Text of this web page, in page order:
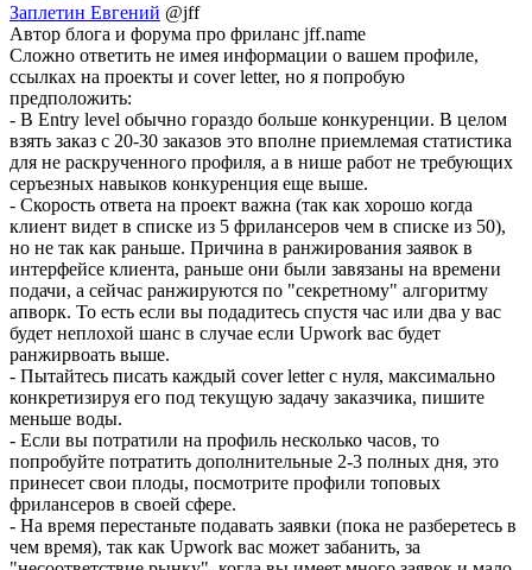
Заплетин Евгений @jff
Автор блога и форума про фриланс jff.name
Сложно ответить не имея информации о вашем профиле,
ссылках на проекты и cover letter, но я попробую
предположить:
- В Entry level обычно гораздо больше конкуренции. В целом
взять заказ с 20-30 заказов это вполне приемлемая статистика
для не раскрученного профиля, а в нише работ не требующих
серъезных навыков конкуренция еще выше.
- Скорость ответа на проект важна (так как хорошо когда
клиент видет в списке из 5 фрилансеров чем в списке из 50),
но не так как раньше. Причина в ранжирования заявок в
интерфейсе клиента, раньше они были завязаны на времени
подачи, а сейчас ранжируются по "секретному" алгоритму
апворк. То есть если вы подадитесь спустя час или два у вас
будет неплохой шанс в случае если Upwork вас будет
ранжирвоать выше.
- Пытайтесь писать каждый cover letter с нуля, максимально
конкретизируя его под текущую задачу заказчика, пишите
меньше воды.
- Если вы потратили на профиль несколько часов, то
попробуйте потратить дополнительные 2-3 полных дня, это
принесет свои плоды, посмотрите профили топовых
фрилансеров в своей сфере.
- На время перестаньте подавать заявки (пока не разберетесь в
чем время), так как Upwork вас может забанить, за